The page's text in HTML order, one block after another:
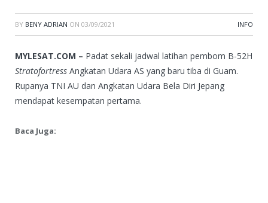
BY BENY ADRIAN ON 03/09/2021 INFO
MYLESAT.COM – Padat sekali jadwal latihan pembom B-52H
Stratofortress Angkatan Udara AS yang baru tiba di Guam.
Rupanya TNI AU dan Angkatan Udara Bela Diri Jepang
mendapat kesempatan pertama.
Baca Juga: